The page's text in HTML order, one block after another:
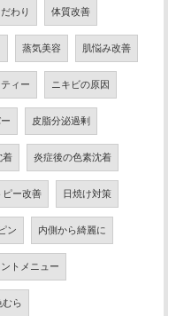
だわり 体質改善
蒸気美容 肌悩み改善
ィー ニキビの原因
皮脂分泌過剰
着 炎症後の色素沈着
ピー改善 日焼け対策
ン 内側から綺麗に
ントメニュー
むら